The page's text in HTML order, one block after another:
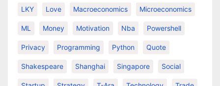
LKY Love Macroeconomics Microeconomics
ML Money Motivation Nba Powershell
Privacy Programming Python Quote
Shakespeare Shanghai Singapore Social